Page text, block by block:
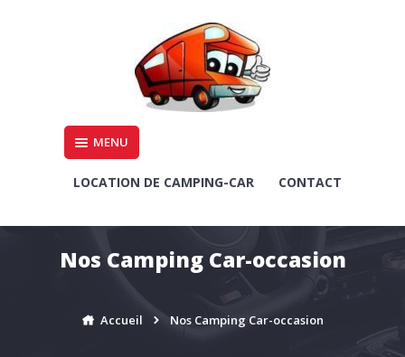
LOCATION ET OCCASION
DE CAMPING-CAR –
HAUT DE FRANCE
Location et occasion de camping car
MENU
LOCATION DE CAMPING-CAR CONTACT
Nos Camping Car-occasion
Accueil Nos Camping Car-occasion